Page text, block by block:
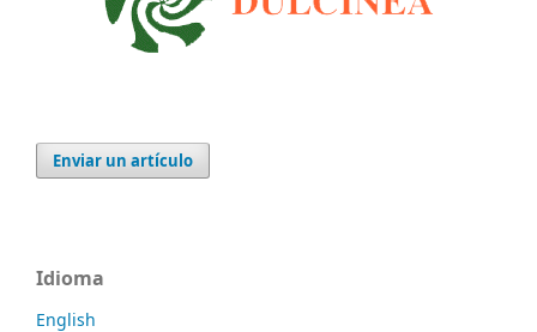
Enviar un artículo
Idioma
English